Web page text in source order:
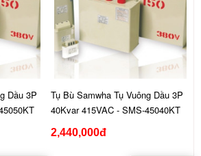
Dầu 3P
Tụ Bù Samwha Tụ Vuông Dầu 3P
40Kvar 415VAC - SMS-45040KT
2,440,000đ